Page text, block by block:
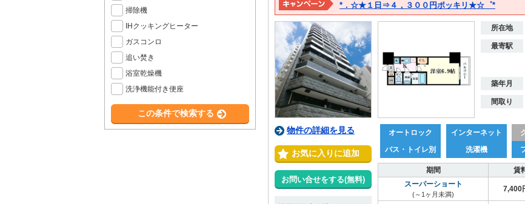
*．☆★１日⇒４，３００円ポッキリ★☆゜*
※*他費用は一切なし！ポッキリ価格♪*
所在地
最寄駅
築年月
間取り
物件の詳細を見る
お気に入りに追加
お問い合せをする(無料)
オートロック インターネット
バス・トイレ別
洗濯機
期間 賃
スーパーショート
(～1ヶ月未満)
7,400
掃除機
IHクッキングヒーター
ガスコンロ
追い焚き
浴室乾燥機
洗浄機能付き便座
この条件で検索する